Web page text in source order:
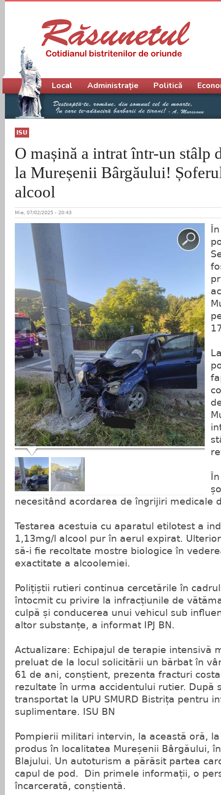
ISU
O mașină a intrat într-un stâlp
la Mureșenii Bârgăului!
alcool
Mie, 07/02/2025 - 20:43
necesitând acordarea de îngrijiri medicale
Testarea acestuia cu aparatul etilotest a
1,13mg/l alcool pur în aerul expirat.
să-i fie recoltate mostre biologice în
exactitate a alcoolemiei.
Polițiștii rutieri continua cercetările în
întocmit cu privire la infracțiunile de
culpă și conducerea unui vehicul sub
altor substanțe, a informat IPJ BN.
Actualizare: Echipajul de terapie intensivă
preluat de la locul solicitării un bărbat în
61 de ani, conștient, prezenta fracturi
rezultate în urma accidentului rutier. După
transportat la UPU SMURD Bistrița pentru
suplimentare. ISU BN
Pompierii militari intervin, la această oră,
produs în localitatea Mureșenii Bârgăului,
Blajului. Un autoturism a părăsit partea
capul de pod. Din primele informații, o
încarcerată, conștientă.
Meniu principal
Local Administrație Politică